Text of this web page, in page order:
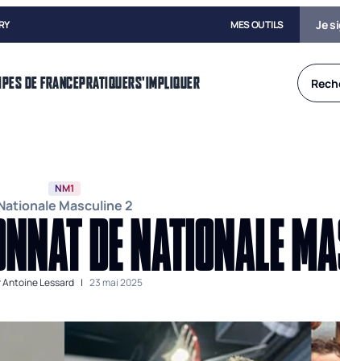
MES OUTILS Je
DE FRANCEPRATIQUERS'IMPLIQUER
NM1
Masculine 2
DE NATIONALE
Antoine Lessard | 23 mai 2025